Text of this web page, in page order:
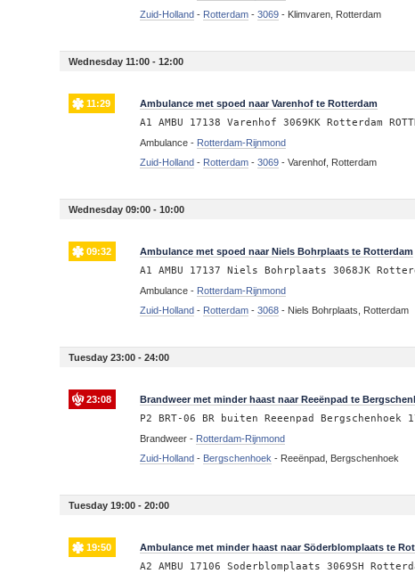
Zuid-Holland - Rotterdam -3069 - Klimvaren, Rotterdam
Wednesday 11:00 - 12:00
11:29 Ambulance met spoed naar Varenhof te Rotterdam
A1 AMBU 17138 Varenhof 3069KK Rotterdam
Ambulance - Rotterdam-Rijnmond
Zuid-Holland - Rotterdam -3069 -Varenhof, Rotterdam
Wednesday 09:00 - 10:00
09:32 Ambulance met spoed naar Niels Bohrplaats te Rotterdam
A1 AMBU 17137 Niels Bohrplaats 3068JK
Ambulance - Rotterdam-Rijnmond
Zuid-Holland - Rotterdam -3068 - Niels Bohrplaats, Rotterdam
Tuesday 23:00 - 24:00
23:08 Brandweer met minder haast naar Reeënpad te
P2 BRT-06 BR buiten Reeenpad Bergschenhoek
Brandweer - Rotterdam-Rijnmond
Zuid-Holland - Bergschenhoek - Reeënpad, Bergschenhoek
Tuesday 19:00 - 20:00
19:50 Ambulance met minder haast naar Söderblomplaats te
A2 AMBU 17106 Soderblomplaats 3069SH